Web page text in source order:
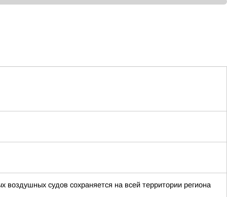
судов сохраняется на всей территории региона